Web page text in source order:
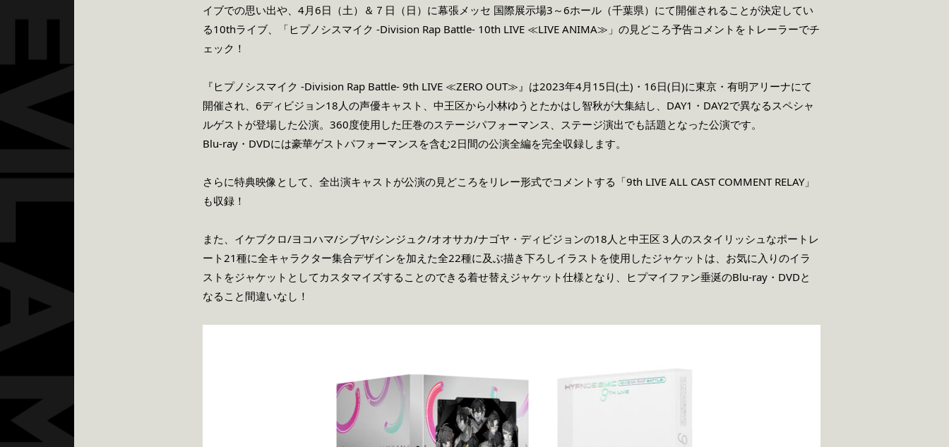
イブでの思い出や、4月6日（土）＆７日（日）に幕張メッセ 国際展示場3～6ホール（千葉県）にて開催されることが決定してい
る10thライブ、「ヒプノシスマイク -Division Rap Battle- 10th LIVE ≪LIVE ANIMA≫」の見どころ予告コメントをトレーラーでチ
ェック！
『ヒプノシスマイク -Division Rap Battle- 9th LIVE ≪ZERO OUT≫』は2023年4月15日(土)・16日(日)に東京・有明アリーナにて
開催され、6ディビジョン18人の声優キャスト、中王区から小林ゆうとたかはし智秋が大集結し、DAY1・DAY2で異なるスペシャ
ルゲストが登場した公演。360度使用した圧巻のステージパフォーマンス、ステージ演出でも話題となった公演です。
Blu-ray・DVDには豪華ゲストパフォーマンスを含む2日間の公演全編を完全収録します。
さらに特典映像として、全出演キャストが公演の見どころをリレー形式でコメントする「9th LIVE ALL CAST COMMENT RELAY」
も収録！
また、イケブクロ/ヨコハマ/シブヤ/シンジュク/オオサカ/ナゴヤ・ディビジョンの18人と中王区３人のスタイリッシュなポートレ
ート21種に全キャラクター集合デザインを加えた全22種に及ぶ描き下ろしイラストを使用したジャケットは、お気に入りのイラ
ストをジャケットとしてカスタマイズすることのできる着せ替えジャケット仕様となり、ヒプマイファン垂涎のBlu-ray・DVDと
なること間違いなし！